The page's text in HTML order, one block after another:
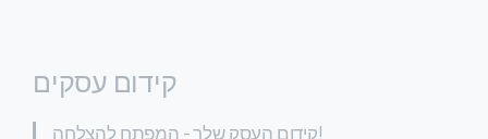
קידום עסקים
קידום העסק שלך - המפתח להצלחה!